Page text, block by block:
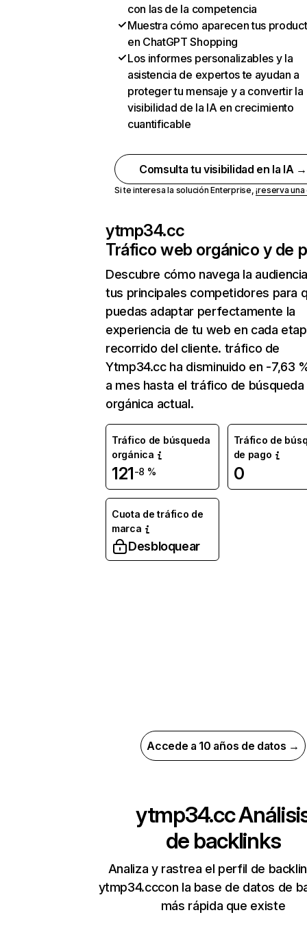
con las de la competencia
Muestra cómo aparecen tus
en ChatGPT Shopping
Los informes personalizables y la
asistencia de expertos te ayudan a
proteger tu mensaje y a convertir la
visibilidad de la IA en crecimiento
cuantificable
Comsulta tu visibilidad en la IA →
Si te interesa la solución Enterprise,¡reserva
ytmp34.cc
Tráfico web orgánico y de
Descubre cómo navega la
tus principales competidores para
puedas adaptar perfectamente la
experiencia de tu web en cada
recorrido del cliente. tráfico de
Ytmp34.cc ha disminuido en -7,63
a mes hasta el tráfico de búsqueda
orgánica actual.
Tráfico de búsqueda
orgánica
121-8 %
Tráfico de
de pago
0
Cuota de tráfico de
marca
Desbloquear
Accede a 10 años de datos →
ytmp34.cc
de backlinks
Analiza y rastrea el perfil de
ytmp34.cccon la base de datos de
más rápida que existe